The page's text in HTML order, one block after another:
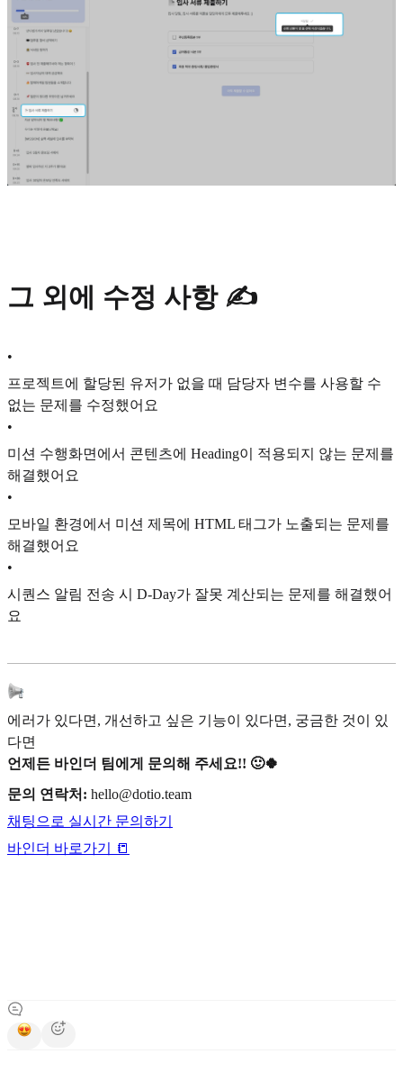
그 외에 수정 사항 ✍️
•
프로젝트에 할당된 유저가 없을 때 담당자 변수를 사용할 수
없는 문제를 수정했어요
•
미션 수행화면에서 콘텐츠에 Heading이 적용되지 않는 문제를
해결했어요
•
모바일 환경에서 미션 제목에 HTML 태그가 노출되는 문제를
해결했어요
•
시퀀스 알림 전송 시 D-Day가 잘못 계산되는 문제를 해결했어
요
에러가 있다면, 개선하고 싶은 기능이 있다면, 궁금한 것이 있
다면
언제든 바인더 팀에게 문의해 주세요!! 🙂🍀
문의 연락처: hello@dotio.team
채팅으로 실시간 문의하기
바인더 바로가기 📒